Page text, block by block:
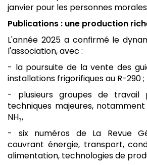
janvier pour les personnes
Publications : une production
L'année 2025 a confirmé le
l'association, avec :
- la poursuite de la vente des
installations frigorifiques au R-290 ;
- plusieurs groupes de travail
techniques majeures, notamment
NH₃,
- six numéros de La Revue
couvrant énergie, transport,
alimentation, technologies de